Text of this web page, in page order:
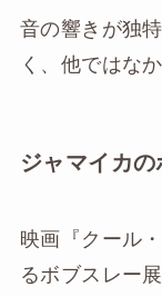
音の響きが独
く、他ではな
ジャマイカ
映画『クール
るボブスレー